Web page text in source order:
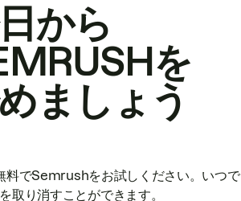
から
を
ましょう
料でSemrushをお試しください。いつ
取り消すことができます。